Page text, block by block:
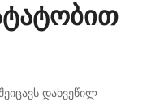
დახვეწილ